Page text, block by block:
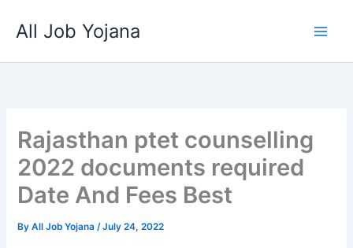
All Job Yojana
Rajasthan ptet counselling
2022 documents required
Date And Fees Best
ByAll Job Yojana/July 24, 2022